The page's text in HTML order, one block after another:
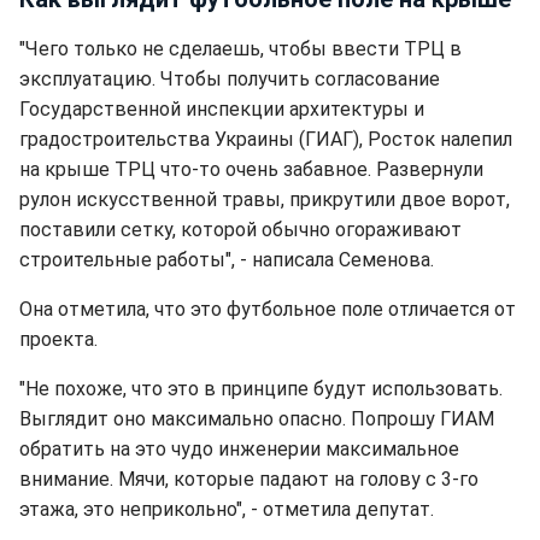
"Чего только не сделаешь, чтобы ввести ТРЦ в
эксплуатацию. Чтобы получить согласование
Государственной инспекции архитектуры и
градостроительства Украины (ГИАГ), Росток налепил
на крыше ТРЦ что-то очень забавное. Развернули
рулон искусственной травы, прикрутили двое ворот,
поставили сетку, которой обычно огораживают
строительные работы", - написала Семенова.
Она отметила, что это футбольное поле отличается от
проекта.
"Не похоже, что это в принципе будут использовать.
Выглядит оно максимально опасно. Попрошу ГИАМ
обратить на это чудо инженерии максимальное
внимание. Мячи, которые падают на голову с 3-го
этажа, это неприкольно", - отметила депутат.